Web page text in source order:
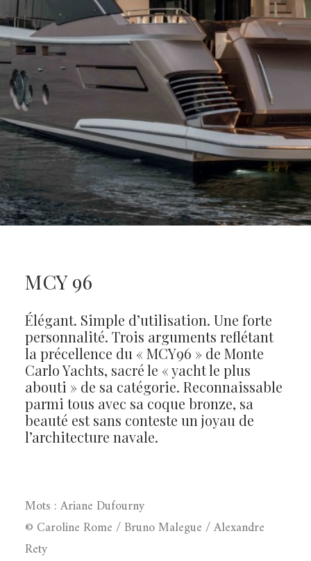
MCY 96
Élégant. Simple d’utilisation. Une forte
personnalité. Trois arguments reflétant
la précellence du « MCY96 » de Monte
Carlo Yachts, sacré le « yacht le plus
abouti » de sa catégorie. Reconnaissable
parmi tous avec sa coque bronze, sa
beauté est sans conteste un joyau de
l’architecture navale.
Mots : Ariane Dufourny
© Caroline Rome / Bruno Malegue / Alexandre
Rety